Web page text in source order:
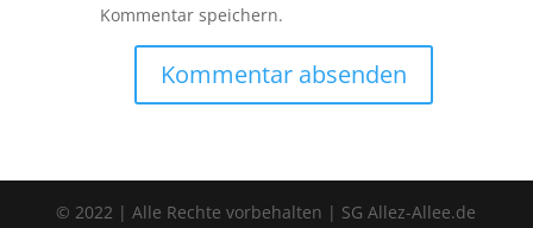
Kommentar speichern.
© 2022 | Alle Rechte vorbehalten | SG Allez-Allee.de